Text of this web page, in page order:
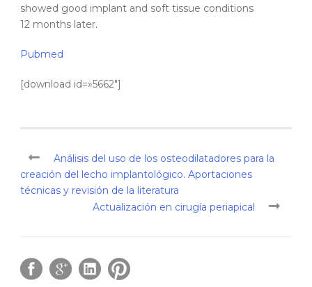
showed good implant and soft tissue conditions
12 months later.
Pubmed
[download id=»5662″]
Análisis del uso de los osteodilatadores para la
creación del lecho implantológico. Aportaciones
técnicas y revisión de la literatura
Actualización en cirugía periapical